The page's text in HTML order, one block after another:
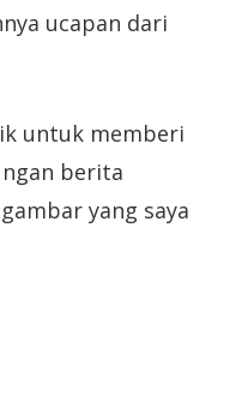
ucapan dari
untuk memberi
berita
yang saya